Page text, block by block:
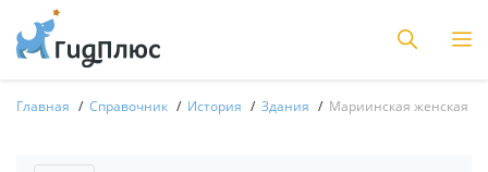
Главная Справочник История Здания Мариинская женская